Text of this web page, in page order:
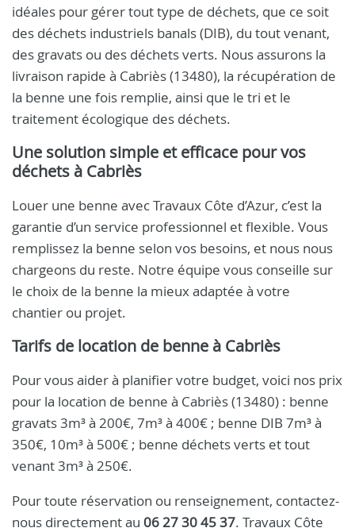
idéales pour gérer tout type de déchets, que ce soit
des déchets industriels banals (DIB), du tout venant,
des gravats ou des déchets verts. Nous assurons la
livraison rapide à Cabriès (13480), la récupération de
la benne une fois remplie, ainsi que le tri et le
traitement écologique des déchets.
Une solution simple et efficace pour vos
déchets à Cabriès
Louer une benne avec Travaux Côte d’Azur, c’est la
garantie d’un service professionnel et flexible. Vous
remplissez la benne selon vos besoins, et nous nous
chargeons du reste. Notre équipe vous conseille sur
le choix de la benne la mieux adaptée à votre
chantier ou projet.
Tarifs de location de benne à Cabriès
Pour vous aider à planifier votre budget, voici nos prix
pour la location de benne à Cabriès (13480) : benne
gravats 3m³ à 200€, 7m³ à 400€ ; benne DIB 7m³ à
350€, 10m³ à 500€ ; benne déchets verts et tout
venant 3m³ à 250€.
Pour toute réservation ou renseignement, contactez-
nous directement au 06 27 30 45 37. Travaux Côte